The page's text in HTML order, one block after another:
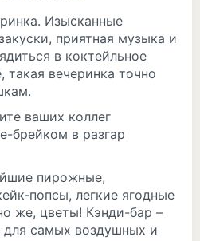
Изысканные
приятная музыка и
в коктейльное
такая вечеринка точно
ваших коллег
брейком в разгар
пирожные,
попсы, легкие ягодные
же, цветы! Кэнди-бар –
самых воздушных и